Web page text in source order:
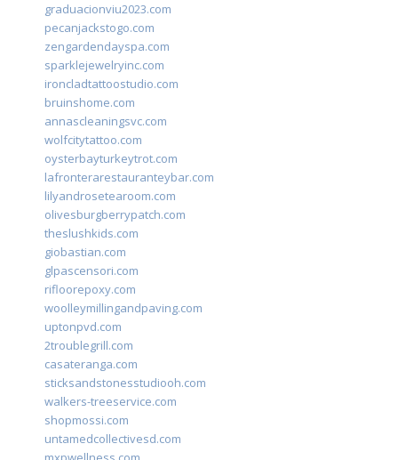
graduacionviu2023.com
pecanjackstogo.com
zengardendayspa.com
sparklejewelryinc.com
ironcladtattoostudio.com
bruinshome.com
annascleaningsvc.com
wolfcitytattoo.com
oysterbayturkeytrot.com
lafronterarestauranteybar.com
lilyandrosetearoom.com
olivesburgberrypatch.com
theslushkids.com
giobastian.com
glpascensori.com
rifloorepoxy.com
woolleymillingandpaving.com
uptonpvd.com
2troublegrill.com
casateranga.com
sticksandstonesstudiooh.com
walkers-treeservice.com
shopmossi.com
untamedcollectivesd.com